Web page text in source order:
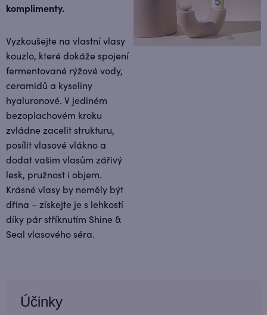
komplimenty.
Vyzkoušejte na vlastní vlasy
kouzlo, které dokáže spojení
fermentované rýžové vody,
ceramidů a kyseliny
hyaluronové. V jediném
bezoplachovém kroku
zvládne zacelit strukturu,
posílit vlasové vlákno a
dodat vašim vlasům zářivý
lesk, pružnost i objem.
Krásné vlasy by neměly být
dřina – získejte je s lehkostí
díky pár stříknutím Shine &
Seal vlasového séra.
Účinky